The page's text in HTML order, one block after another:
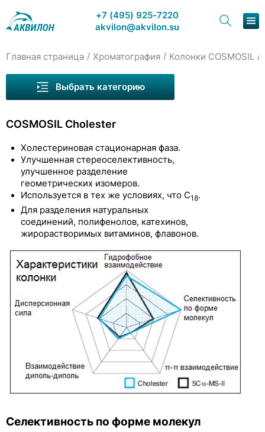
+7 (495) 925-7220
akvilon@akvilon.su
Главная страница / Хроматография / Колонки COSMOSIL /
COSMOSIL Cholester
Холестериновая стационарная фаза.
Улучшенная стереоселективность,
улучшенное разделение
геометрических изомеров.
Используется в тех же условиях, что С18.
Для разделения натуральных
соединений, полифенолов, катехинов,
жирорастворимых витаминов, флавонов.
Селективность по форме молекул
Выбрать категорию
Колонки Wayeal для ВЭЖХ
Колонки Welch для ВЭЖХ
Колонки COSMOSIL
Колонки «ядро-оболочка»
Обращённо-фазовые колонки С18 (ODS)
Специальные обращённо-фазовые колонки
COSMOSIL PBr
COSMOSIL πNAP
COSMOSIL PYE
COSMOSIL NPE
Другие обращённо-фазовые колонки
Нормально-фазовые колонки COSMOSIL SL-II
взаимодействий COSMOSIL HILIC